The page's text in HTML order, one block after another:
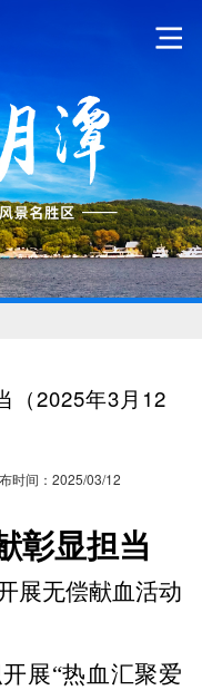
（2025年3月12
时间：2025/03/12
彰显担当
展无偿献血活动
展“热血汇聚爱